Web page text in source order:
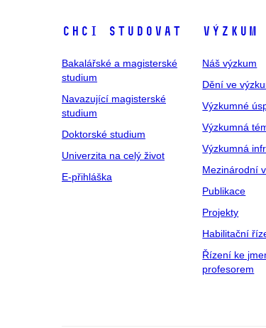
Chci studovat
Bakalářské a magisterské
studium
Navazující magisterské
studium
Doktorské studium
Univerzita na celý život
E-přihláška
Výzkum
Náš výzkum
Dění ve
Výzkumné
Výzkumná
Výzkumná
Mezinárodní
Publikace
Projekty
Habilitační
Řízení ke
profesorem